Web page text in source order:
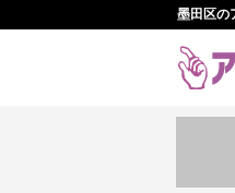
墨田区の